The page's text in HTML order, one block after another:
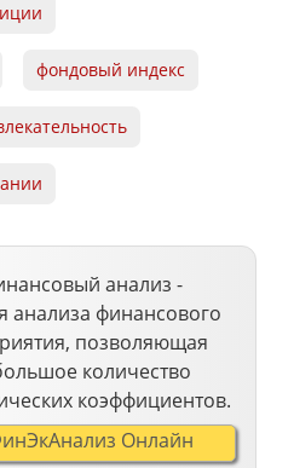
фондовый индекс
анализ -
анализа финансового
позволяющая
количество
коэффициентов.
Онлайн